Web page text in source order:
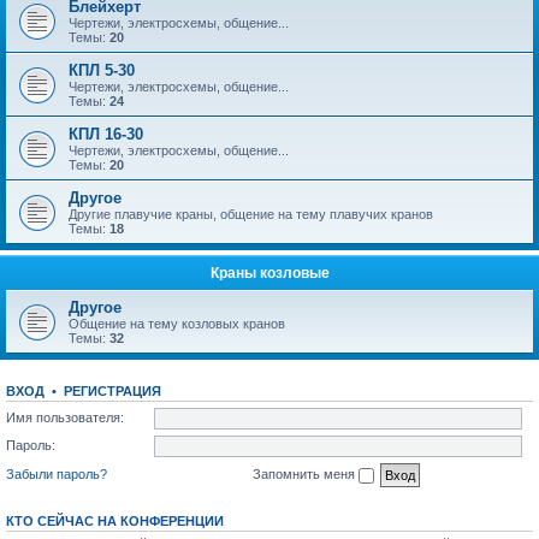
Блейхерт
Чертежи, электросхемы, общение...
Темы: 20
КПЛ 5-30
Чертежи, электросхемы, общение...
Темы: 24
КПЛ 16-30
Чертежи, электросхемы, общение...
Темы: 20
Другое
Другие плавучие краны, общение на тему плавучих кранов
Темы: 18
Краны козловые
Другое
Общение на тему козловых кранов
Темы: 32
ВХОД • РЕГИСТРАЦИЯ
Имя пользователя:
Пароль:
Забыли пароль?
Запомнить меня
КТО СЕЙЧАС НА КОНФЕРЕНЦИИ